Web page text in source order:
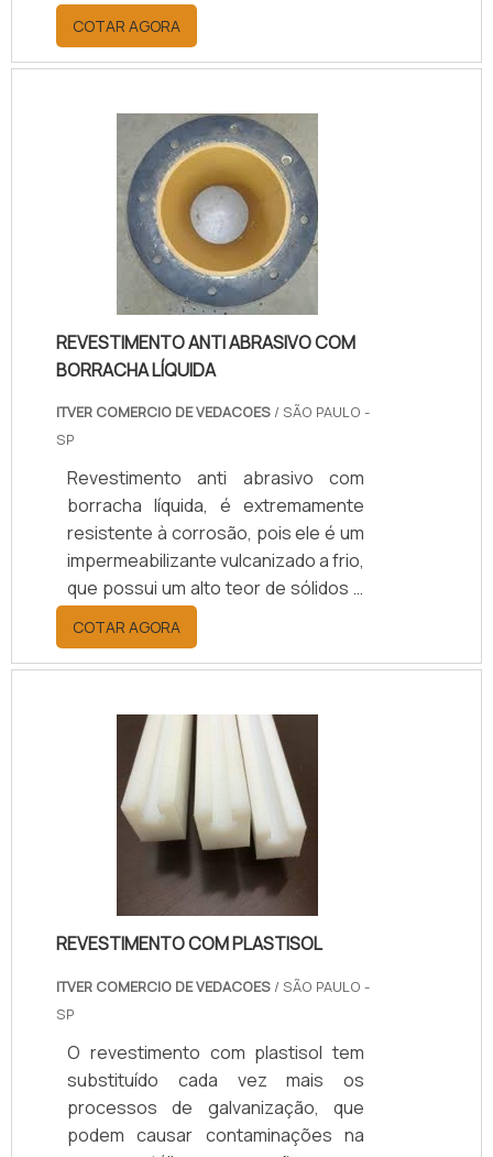
Itver desenvolveu equipamentos
capazes de fazer revestimentos em
rolos, cilindros, sapatas (com ou
PU (poliuretano) de altÃ­ssima
qualidade.A qualidade do
revestimento poliuretano garante
soluÃ§Ãµes definitivas e econÃ
´micas para a Ã¡rea de
manutenÃ§Ã£o, reposiÃ§Ã£o e
peÃ§as especiais, por apresen.
COTAR AGORA
REVESTIMENTO ANTI ABRASIVO COM
BORRACHA LÍQUIDA
ITVER COMERCIO DE VEDACOES / SÃO PAULO -
SP
Revestimento anti abrasivo com
borracha líquida, é extremamente
resistente à corrosão, pois ele é um
impermeabilizante vulcanizado a frio,
que possui um alto teor de sólidos e
ainda é isento de solventes.
Vantagens e Beneficios do
revestimentoApós a cura, é formada
que possui diversas características
importantes para quem faz o uso do
produto, e ainda é ideal para
proteção contra corrosão, raios UV,
anti térmico, outros pontos
importantes desse tipo de
COTAR AGORA
REVESTIMENTO COM PLASTISOL
ITVER COMERCIO DE VEDACOES / SÃO PAULO -
SP
O revestimento com plastisol tem
substituído cada vez mais os
processos de galvanização, que
podem causar contaminações na